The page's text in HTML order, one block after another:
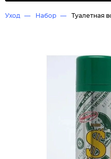
Уход Набор Туалетная